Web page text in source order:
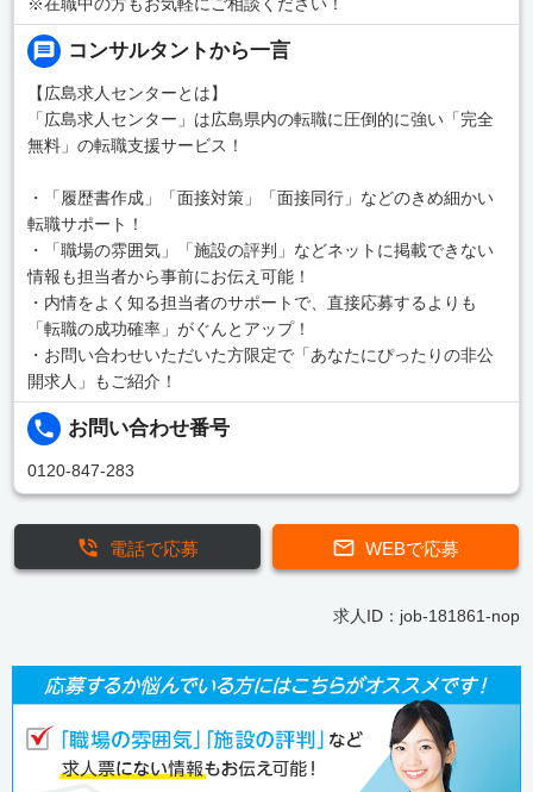
コンサルタントから一言
【広島求人センターとは】
「広島求人センター」は広島県内の転職に圧倒的に強い「完全
無料」の転職支援サービス！
・「履歴書作成」「面接対策」「面接同行」などのきめ細かい
転職サポート！
・「職場の雰囲気」「施設の評判」などネットに掲載できない
情報も担当者から事前にお伝え可能！
・内情をよく知る担当者のサポートで、直接応募するよりも
「転職の成功確率」がぐんとアップ！
・お問い合わせいただいた方限定で「あなたにぴったりの非公
開求人」もご紹介！
お問い合わせ番号
0120-847-283
WEBで応募
電話で応募
求人ID：job-181861-nop